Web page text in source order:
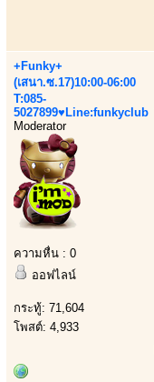
+Funky+
(เสนา.ซ.17)10:00-06:00
T:085-
5027899♥Line:funkyclub
Moderator
ความหื่น : 0
ออฟไลน์
กระทู้: 71,604
โพสต์: 4,933